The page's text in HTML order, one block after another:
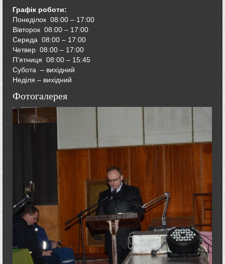
Графік роботи:
Понеділок 08:00 – 17:00
Вівторок 08:00 – 17:00
Середа 08:00 – 17:00
Четвер 08:00 – 17:00
П’ятниця 08:00 – 15:45
Субота – вихідний
Неділя – вихідний
Фотогалерея